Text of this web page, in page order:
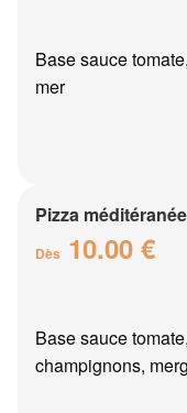
Base sauce
mer
Pizza
Dès 10.00 €
Base sauce
champignons,